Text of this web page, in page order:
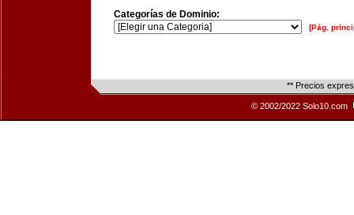
Categorías de Dominio:
[Pág.
** Precios
© 2002/2022 Solo10.com